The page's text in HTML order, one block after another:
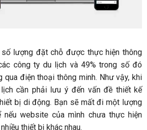
số lượng đặt chỗ được thực hiện thông
công ty du lịch và 49% trong số đó
qua điện thoại thông minh. Như vậy, khi
cần phải lưu ý đến vấn đề thiết kế
bị di động. Bạn sẽ mất đi một lượng
nếu website của mình chưa thực hiện
thiết bị khác nhau.